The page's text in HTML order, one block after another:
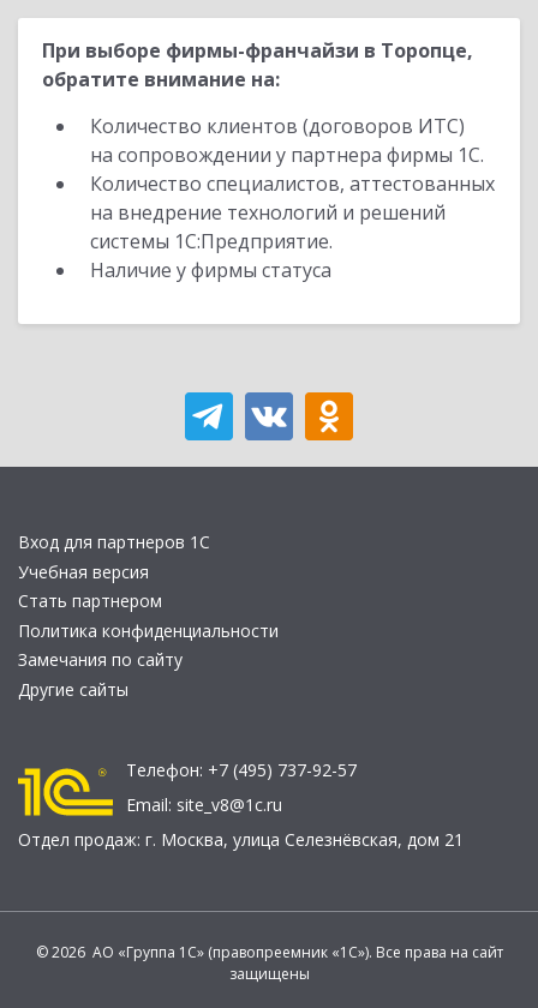
При выборе фирмы-франчайзи в Торопце,
обратите внимание на:
Количество клиентов (договоров ИТС)
на сопровождении у партнера фирмы 1С.
Количество специалистов, аттестованных
на внедрение технологий и решений
системы 1С:Предприятие.
Наличие у фирмы статуса
Вход для партнеров 1С
Учебная версия
Стать партнером
Политика конфиденциальности
Замечания по сайту
Другие сайты
Телефон: +7 (495) 737-92-57
Email: site_v8@1c.ru
Отдел продаж: г. Москва, улица Селезнёвская, дом 21
© 2026 АО «Группа 1С» (правопреемник «1С»). Все права на сайт
защищены